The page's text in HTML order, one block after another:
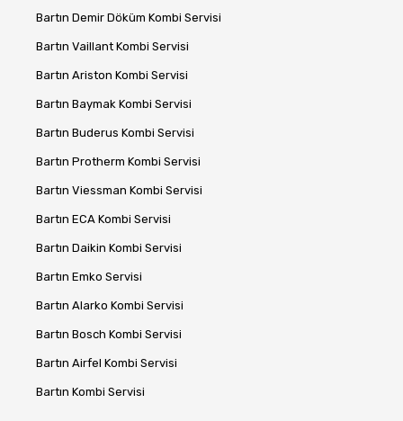
Bartın Demir Döküm Kombi Servisi
Bartın Vaillant Kombi Servisi
Bartın Ariston Kombi Servisi
Bartın Baymak Kombi Servisi
Bartın Buderus Kombi Servisi
Bartın Protherm Kombi Servisi
Bartın Viessman Kombi Servisi
Bartın ECA Kombi Servisi
Bartın Daikin Kombi Servisi
Bartın Emko Servisi
Bartın Alarko Kombi Servisi
Bartın Bosch Kombi Servisi
Bartın Airfel Kombi Servisi
Bartın Kombi Servisi